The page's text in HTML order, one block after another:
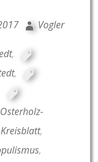
Vogler
,
,
Osterholz-
,
,